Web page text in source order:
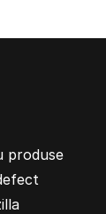
produse